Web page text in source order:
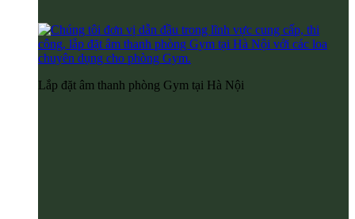
Lắp đặt âm thanh phòng Gym tại Hà Nội